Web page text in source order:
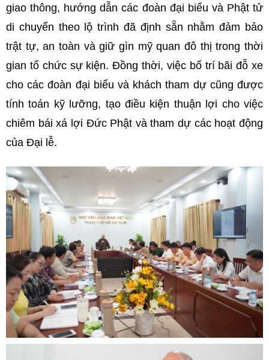
giao thông, hướng dẫn các đoàn đại biểu và Phật tử
di chuyển theo lộ trình đã định sẵn nhằm đảm bảo
trật tự, an toàn và giữ gìn mỹ quan đô thị trong thời
gian tổ chức sự kiện. Đồng thời, việc bố trí bãi đỗ xe
cho các đoàn đại biểu và khách tham dự cũng được
tính toán kỹ lưỡng, tạo điều kiện thuận lợi cho việc
chiêm bái xá lợi Đức Phật và tham dự các hoạt động
của Đại lễ.